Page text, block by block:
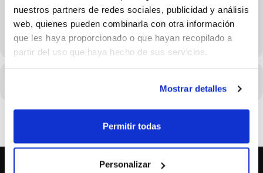
nuestros partners de redes sociales, publicidad y análisis
web, quienes pueden combinarla con otra información
que les haya proporcionado o que hayan recopilado a
partir del uso que haya hecho de sus servicios.
Mostrar detalles
Permitir todas
Personalizar
Hora
26/04/2026 Consulta el horario en los detalles del evento
(GMT+02:00)
CALENDARIO GOOGLE